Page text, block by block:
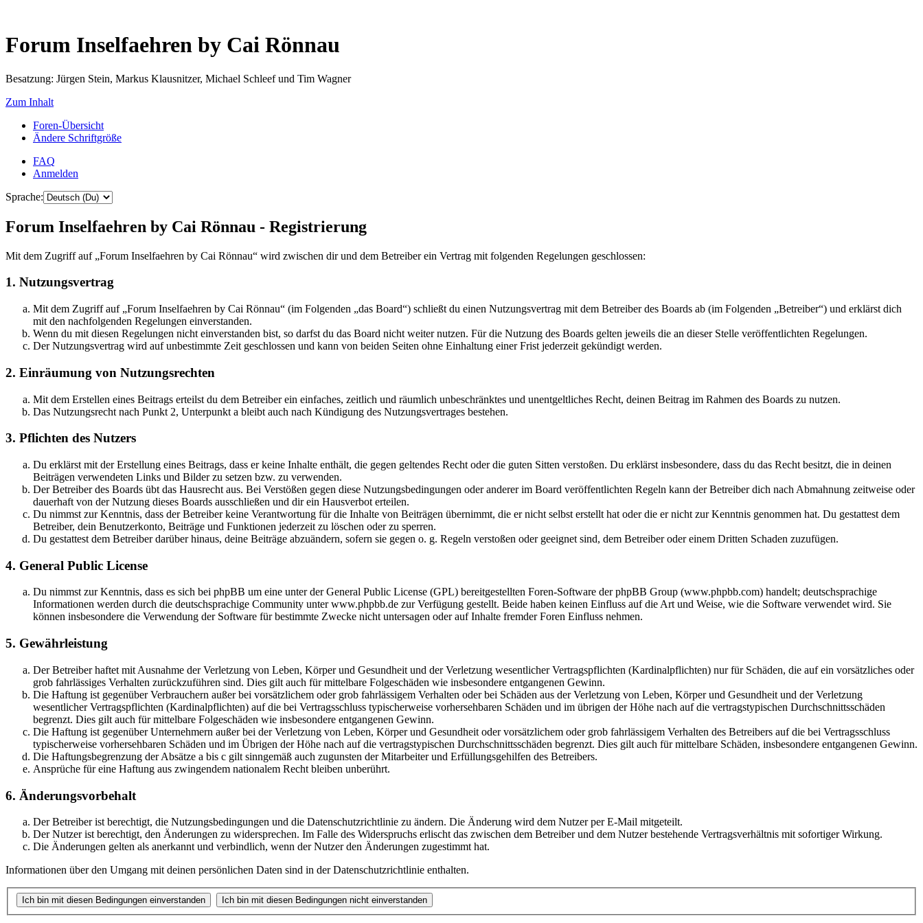
Forum Inselfaehren by Cai Rönnau
Besatzung: Jürgen Stein, Markus Klausnitzer, Michael Schleef und Tim Wagner
Zum Inhalt
Foren-Übersicht
Ändere Schriftgröße
FAQ
Anmelden
Sprache:
Forum Inselfaehren by Cai Rönnau - Registrierung
Mit dem Zugriff auf „Forum Inselfaehren by Cai Rönnau“ wird zwischen dir und dem Betreiber ein Vertrag mit folgenden Regelungen geschlossen:
1. Nutzungsvertrag
Mit dem Zugriff auf „Forum Inselfaehren by Cai Rönnau“ (im Folgenden „das Board“) schließt du einen Nutzungsvertrag mit dem Betreiber des Boards ab (im Folgenden „Betreiber“) und erklärst dich
mit den nachfolgenden Regelungen einverstanden.
Wenn du mit diesen Regelungen nicht einverstanden bist, so darfst du das Board nicht weiter nutzen. Für die Nutzung des Boards gelten jeweils die an dieser Stelle veröffentlichten Regelungen.
Der Nutzungsvertrag wird auf unbestimmte Zeit geschlossen und kann von beiden Seiten ohne Einhaltung einer Frist jederzeit gekündigt werden.
2. Einräumung von Nutzungsrechten
Mit dem Erstellen eines Beitrags erteilst du dem Betreiber ein einfaches, zeitlich und räumlich unbeschränktes und unentgeltliches Recht, deinen Beitrag im Rahmen des Boards zu nutzen.
Das Nutzungsrecht nach Punkt 2, Unterpunkt a bleibt auch nach Kündigung des Nutzungsvertrages bestehen.
3. Pflichten des Nutzers
Du erklärst mit der Erstellung eines Beitrags, dass er keine Inhalte enthält, die gegen geltendes Recht oder die guten Sitten verstoßen. Du erklärst insbesondere, dass du das Recht besitzt, die in deinen
Beiträgen verwendeten Links und Bilder zu setzen bzw. zu verwenden.
Der Betreiber des Boards übt das Hausrecht aus. Bei Verstößen gegen diese Nutzungsbedingungen oder anderer im Board veröffentlichten Regeln kann der Betreiber dich nach Abmahnung zeitweise oder
dauerhaft von der Nutzung dieses Boards ausschließen und dir ein Hausverbot erteilen.
Du nimmst zur Kenntnis, dass der Betreiber keine Verantwortung für die Inhalte von Beiträgen übernimmt, die er nicht selbst erstellt hat oder die er nicht zur Kenntnis genommen hat. Du gestattest dem
Betreiber, dein Benutzerkonto, Beiträge und Funktionen jederzeit zu löschen oder zu sperren.
Du gestattest dem Betreiber darüber hinaus, deine Beiträge abzuändern, sofern sie gegen o. g. Regeln verstoßen oder geeignet sind, dem Betreiber oder einem Dritten Schaden zuzufügen.
4. General Public License
Du nimmst zur Kenntnis, dass es sich bei phpBB um eine unter der General Public License (GPL) bereitgestellten Foren-Software der phpBB Group (www.phpbb.com) handelt; deutschsprachige
Informationen werden durch die deutschsprachige Community unter www.phpbb.de zur Verfügung gestellt. Beide haben keinen Einfluss auf die Art und Weise, wie die Software verwendet wird. Sie
können insbesondere die Verwendung der Software für bestimmte Zwecke nicht untersagen oder auf Inhalte fremder Foren Einfluss nehmen.
5. Gewährleistung
Der Betreiber haftet mit Ausnahme der Verletzung von Leben, Körper und Gesundheit und der Verletzung wesentlicher Vertragspflichten (Kardinalpflichten) nur für Schäden, die auf ein vorsätzliches oder
grob fahrlässiges Verhalten zurückzuführen sind. Dies gilt auch für mittelbare Folgeschäden wie insbesondere entgangenen Gewinn.
Die Haftung ist gegenüber Verbrauchern außer bei vorsätzlichem oder grob fahrlässigem Verhalten oder bei Schäden aus der Verletzung von Leben, Körper und Gesundheit und der Verletzung
wesentlicher Vertragspflichten (Kardinalpflichten) auf die bei Vertragsschluss typischerweise vorhersehbaren Schäden und im übrigen der Höhe nach auf die vertragstypischen Durchschnittsschäden
begrenzt. Dies gilt auch für mittelbare Folgeschäden wie insbesondere entgangenen Gewinn.
Die Haftung ist gegenüber Unternehmern außer bei der Verletzung von Leben, Körper und Gesundheit oder vorsätzlichem oder grob fahrlässigem Verhalten des Betreibers auf die bei Vertragsschluss
typischerweise vorhersehbaren Schäden und im Übrigen der Höhe nach auf die vertragstypischen Durchschnittsschäden begrenzt. Dies gilt auch für mittelbare Schäden, insbesondere entgangenen Gewinn.
Die Haftungsbegrenzung der Absätze a bis c gilt sinngemäß auch zugunsten der Mitarbeiter und Erfüllungsgehilfen des Betreibers.
Ansprüche für eine Haftung aus zwingendem nationalem Recht bleiben unberührt.
6. Änderungsvorbehalt
Der Betreiber ist berechtigt, die Nutzungsbedingungen und die Datenschutzrichtlinie zu ändern. Die Änderung wird dem Nutzer per E-Mail mitgeteilt.
Der Nutzer ist berechtigt, den Änderungen zu widersprechen. Im Falle des Widerspruchs erlischt das zwischen dem Betreiber und dem Nutzer bestehende Vertragsverhältnis mit sofortiger Wirkung.
Die Änderungen gelten als anerkannt und verbindlich, wenn der Nutzer den Änderungen zugestimmt hat.
Informationen über den Umgang mit deinen persönlichen Daten sind in der Datenschutzrichtlinie enthalten.